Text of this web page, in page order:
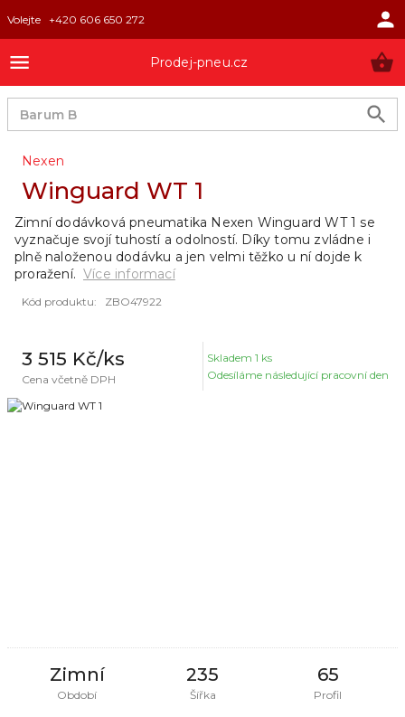
Volejte +420 606 650 272
Prodej-pneu.cz
Nexen
Winguard WT 1
Kód produktu: ZBO47922
3 515 Kč/ks
Cena včetně DPH
Skladem 1 ks
Odesíláme následující pracovní den
Zimní
Období
235
Šířka
65
Profil
Zimní dodávková pneumatika Nexen Winguard WT 1 se
vyznačuje svojí tuhostí a odolností. Díky tomu zvládne i
plně naloženou dodávku a jen velmi těžko u ní dojde k
proražení. Více informací